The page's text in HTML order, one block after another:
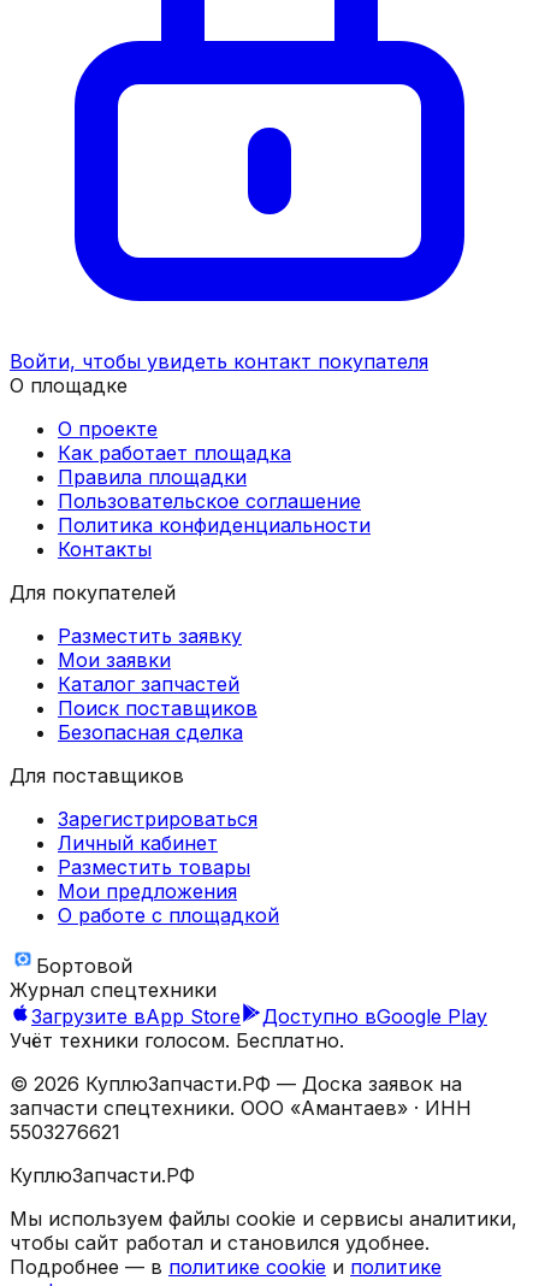
Войти, чтобы увидеть контакт покупателя
О площадке
О проекте
Как работает площадка
Правила площадки
Пользовательское соглашение
Политика конфиденциальности
Контакты
Для покупателей
Разместить заявку
Мои заявки
Каталог запчастей
Поиск поставщиков
Безопасная сделка
Для поставщиков
Зарегистрироваться
Личный кабинет
Разместить товары
Мои предложения
О работе с площадкой
Бортовой
Журнал спецтехники
Загрузите вApp Store Доступно вGoogle Play
Учёт техники голосом. Бесплатно.
© 2026 КуплюЗапчасти.РФ — Доска заявок на
запчасти спецтехники. ООО «Амантаев» · ИНН
5503276621
КуплюЗапчасти.РФ
Мы используем файлы cookie и сервисы аналитики,
чтобы сайт работал и становился удобнее.
Подробнее — в политике cookie и политике